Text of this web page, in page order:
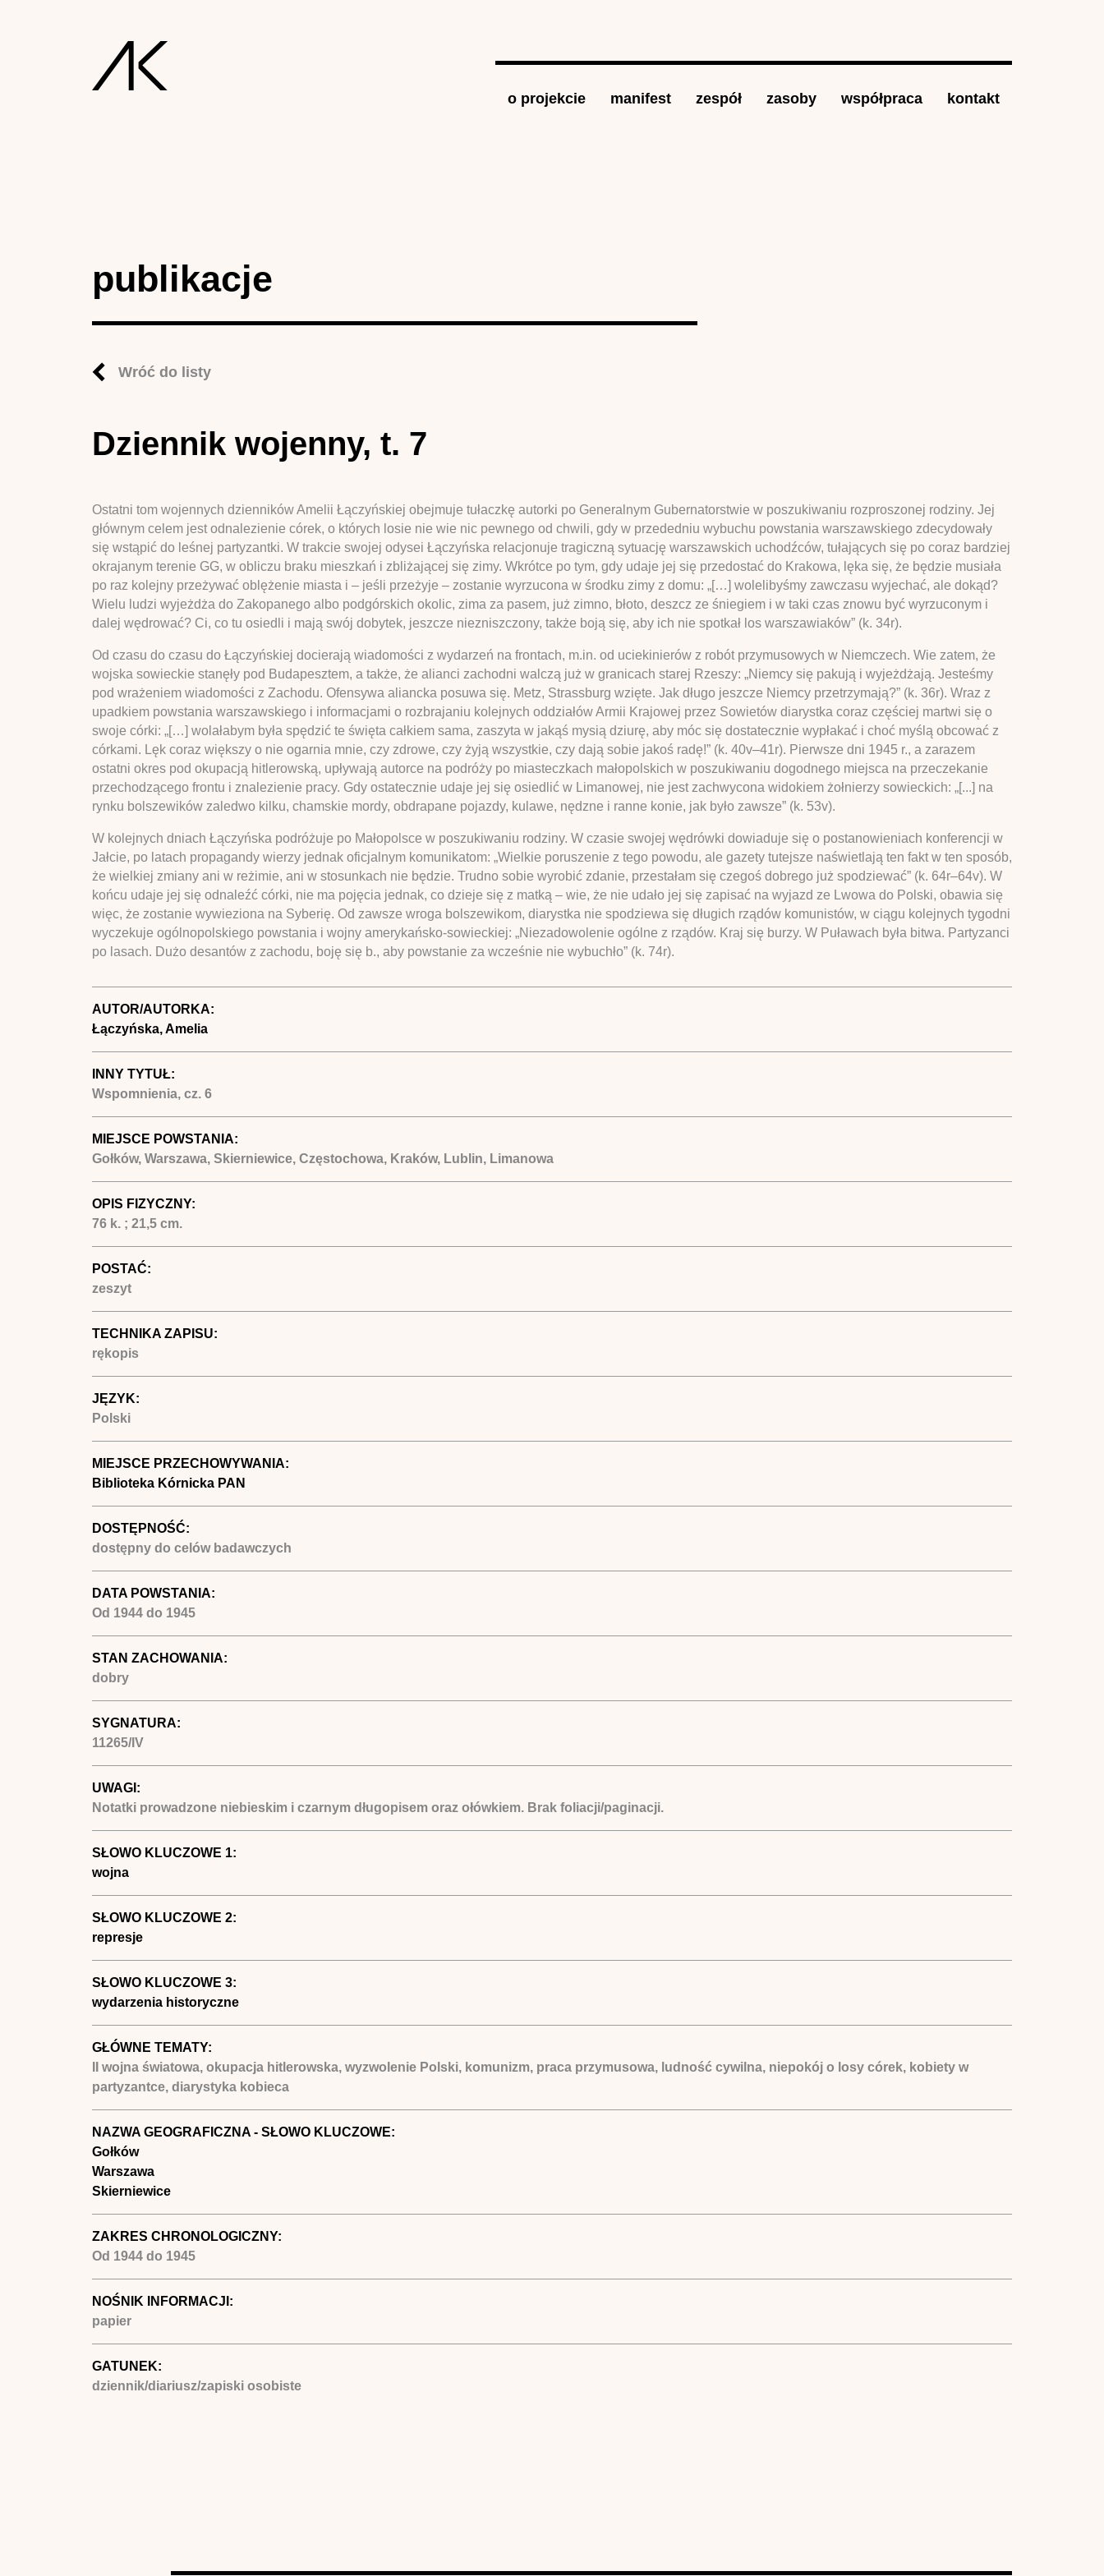
o projekcie manifest zespół zasoby współpraca kontakt
publikacje
Wróć do listy
Dziennik wojenny, t. 7
Ostatni tom wojennych dzienników Amelii Łączyńskiej obejmuje tułaczkę autorki po Generalnym Gubernatorstwie w poszukiwaniu rozproszonej rodziny. Jej
głównym celem jest odnalezienie córek, o których losie nie wie nic pewnego od chwili, gdy w przededniu wybuchu powstania warszawskiego zdecydowały
się wstąpić do leśnej partyzantki. W trakcie swojej odysei Łączyńska relacjonuje tragiczną sytuację warszawskich uchodźców, tułających się po coraz bardziej
okrajanym terenie GG, w obliczu braku mieszkań i zbliżającej się zimy. Wkrótce po tym, gdy udaje jej się przedostać do Krakowa, lęka się, że będzie musiała
po raz kolejny przeżywać oblężenie miasta i – jeśli przeżyje – zostanie wyrzucona w środku zimy z domu: „[…] wolelibyśmy zawczasu wyjechać, ale dokąd?
Wielu ludzi wyjeżdża do Zakopanego albo podgórskich okolic, zima za pasem, już zimno, błoto, deszcz ze śniegiem i w taki czas znowu być wyrzuconym i
dalej wędrować? Ci, co tu osiedli i mają swój dobytek, jeszcze niezniszczony, także boją się, aby ich nie spotkał los warszawiaków” (k. 34r).
Od czasu do czasu do Łączyńskiej docierają wiadomości z wydarzeń na frontach, m.in. od uciekinierów z robót przymusowych w Niemczech. Wie zatem, że
wojska sowieckie stanęły pod Budapesztem, a także, że alianci zachodni walczą już w granicach starej Rzeszy: „Niemcy się pakują i wyjeżdżają. Jesteśmy
pod wrażeniem wiadomości z Zachodu. Ofensywa aliancka posuwa się. Metz, Strassburg wzięte. Jak długo jeszcze Niemcy przetrzymają?” (k. 36r). Wraz z
upadkiem powstania warszawskiego i informacjami o rozbrajaniu kolejnych oddziałów Armii Krajowej przez Sowietów diarystka coraz częściej martwi się o
swoje córki: „[…] wolałabym była spędzić te święta całkiem sama, zaszyta w jakąś mysią dziurę, aby móc się dostatecznie wypłakać i choć myślą obcować z
córkami. Lęk coraz większy o nie ogarnia mnie, czy zdrowe, czy żyją wszystkie, czy dają sobie jakoś radę!” (k. 40v–41r). Pierwsze dni 1945 r., a zarazem
ostatni okres pod okupacją hitlerowską, upływają autorce na podróży po miasteczkach małopolskich w poszukiwaniu dogodnego miejsca na przeczekanie
przechodzącego frontu i znalezienie pracy. Gdy ostatecznie udaje jej się osiedlić w Limanowej, nie jest zachwycona widokiem żołnierzy sowieckich: „[...] na
rynku bolszewików zaledwo kilku, chamskie mordy, obdrapane pojazdy, kulawe, nędzne i ranne konie, jak było zawsze” (k. 53v).
W kolejnych dniach Łączyńska podróżuje po Małopolsce w poszukiwaniu rodziny. W czasie swojej wędrówki dowiaduje się o postanowieniach konferencji w
Jałcie, po latach propagandy wierzy jednak oficjalnym komunikatom: „Wielkie poruszenie z tego powodu, ale gazety tutejsze naświetlają ten fakt w ten sposób,
że wielkiej zmiany ani w reżimie, ani w stosunkach nie będzie. Trudno sobie wyrobić zdanie, przestałam się czegoś dobrego już spodziewać” (k. 64r–64v). W
końcu udaje jej się odnaleźć córki, nie ma pojęcia jednak, co dzieje się z matką – wie, że nie udało jej się zapisać na wyjazd ze Lwowa do Polski, obawia się
więc, że zostanie wywieziona na Syberię. Od zawsze wroga bolszewikom, diarystka nie spodziewa się długich rządów komunistów, w ciągu kolejnych tygodni
wyczekuje ogólnopolskiego powstania i wojny amerykańsko-sowieckiej: „Niezadowolenie ogólne z rządów. Kraj się burzy. W Puławach była bitwa. Partyzanci
po lasach. Dużo desantów z zachodu, boję się b., aby powstanie za wcześnie nie wybuchło” (k. 74r).
AUTOR/AUTORKA:
Łączyńska, Amelia
INNY TYTUŁ:
Wspomnienia, cz. 6
MIEJSCE POWSTANIA:
Gołków, Warszawa, Skierniewice, Częstochowa, Kraków, Lublin, Limanowa
OPIS FIZYCZNY:
76 k. ; 21,5 cm.
POSTAĆ:
zeszyt
TECHNIKA ZAPISU:
rękopis
JĘZYK:
Polski
MIEJSCE PRZECHOWYWANIA:
Biblioteka Kórnicka PAN
DOSTĘPNOŚĆ:
dostępny do celów badawczych
DATA POWSTANIA:
Od 1944do 1945
STAN ZACHOWANIA:
dobry
SYGNATURA:
11265/IV
UWAGI:
Notatki prowadzone niebieskim i czarnym długopisem oraz ołówkiem. Brak foliacji/paginacji.
SŁOWO KLUCZOWE 1:
wojna
SŁOWO KLUCZOWE 2:
represje
SŁOWO KLUCZOWE 3:
wydarzenia historyczne
GŁÓWNE TEMATY:
II wojna światowa, okupacja hitlerowska, wyzwolenie Polski, komunizm, praca przymusowa, ludność cywilna, niepokój o losy córek, kobiety w
partyzantce, diarystyka kobieca
NAZWA GEOGRAFICZNA - SŁOWO KLUCZOWE:
Gołków
Warszawa
Skierniewice
ZAKRES CHRONOLOGICZNY:
Od 1944do 1945
NOŚNIK INFORMACJI:
papier
GATUNEK:
dziennik/diariusz/zapiski osobiste